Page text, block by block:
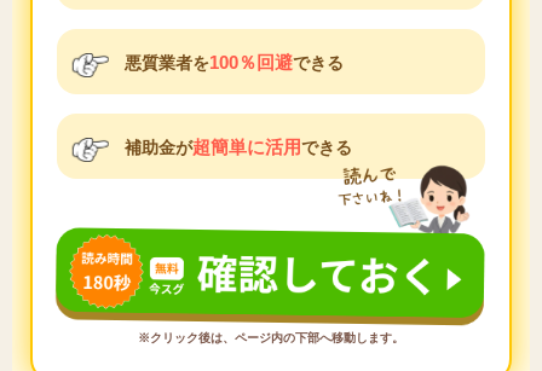
悪質業者を100％回避できる
補助金が超簡単に活用できる
※クリック後は、ページ内の下部へ移動します。